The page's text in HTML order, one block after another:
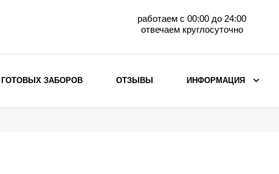
работаем с 00:00 до 24:00
отвечаем круглосуточно
ГОТОВЫХ ЗАБОРОВ ОТЗЫВЫ ИНФОРМАЦИЯ